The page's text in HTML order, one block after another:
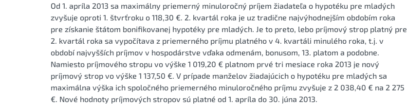
Od 1. apríla 2013 sa maximálny priemerný minuloročný príjem žiadateľa o hypotéku pre mladých
zvyšuje oproti 1. štvrťroku o 118,30 €. 2. kvartál roka je uz tradične najvýhodnejším obdobím roka
pre získanie štátom bonifikovanej hypotéky pre mladých. Je to preto, lebo príjmový strop platný pre
2. kvartál roka sa vypočítava z priemerného príjmu platného v 4. kvartáli minulého roka, t.j. v
období najvyšších príjmov v hospodárstve vďaka odmenám, bonusom, 13. platom a podobne.
Namiesto príjmového stropu vo výške 1 019,20 € platnom prvé tri mesiace roka 2013 je nový
príjmový strop vo výške 1 137,50 €. V prípade manželov žiadajúcich o hypotéku pre mladých sa
maximálna výška ich spoločného priemerného minuloročného príjmu zvyšuje z 2 038,40 € na 2 275
€. Nové hodnoty príjmových stropov sú platné od 1. apríla do 30. júna 2013.